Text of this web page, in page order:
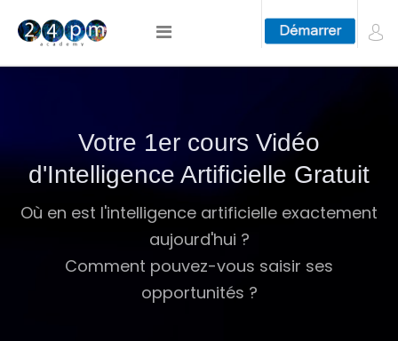
Votre 1er cours Vidéo
d'Intelligence Artificielle Gratuit
Où en est l'intelligence artificielle exactement
aujourd'hui ?
Comment pouvez-vous saisir ses
opportunités ?